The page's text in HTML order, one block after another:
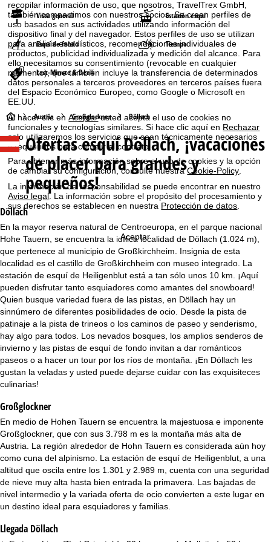
recopilar información de uso, que nosotros, TravelTrex GmbH,
también compartimos con nuestros socios. Se crean perfiles de
uso basados en sus actividades utilizando información del
dispositivo final y del navegador. Estos perfiles de uso se utilizan
para análisis estadísticos, recomendaciones individuales de
productos, publicidad individualizada y medición del alcance. Para
ello necesitamos su consentimiento (revocable en cualquier
momento), que también incluye la transferencia de determinados
datos personales a terceros proveedores en terceros países fuera
del Espacio Económico Europeo, como Google o Microsoft en
EE.UU.
Al hacer clic enAceptarusted acepta el uso de cookies no
funcionales y tecnologías similares. Si hace clic aquí en Rechazar
solo utilizaremos los servicios que sean técnicamente necesarios
y requeridos para cumplir el contrato.
Para obtener más información sobre el uso de cookies y la opción
de cambiar su configuración, consulte nuestraCookie-Policy
La información de responsabilidad se puede encontrar en nuestro
Aviso legal. La información sobre el propósito del procesamiento y
sus derechos se establecen en nuestra Protección de datos
Aceptar
Vista general Estación esquí
Esquí de fondo Tiempo
Last-Minute & Deals
P
á
g
i
n
a
p
r
i
n
c
i
p
a
l
Austria Großglockner Döllach
Ofertas esquíDöllach, ¡vacaciones
de placer para grandes y
pequeños!
Döllach
En la mayor reserva natural de Centroeuropa, en el parque nacional
Hohe Tauern, se encuentra la idílica localidad de Döllach (1.024 m),
que pertenece al municipio de Großkirchheim. Insignia de esta
localidad es el castillo de Großkirchheim con museo integrado. La
estación de esquí de Heiligenblut está a tan sólo unos 10 km. ¡Aquí
pueden disfrutar tanto esquiadores como amantes del snowboard!
Quien busque variedad fuera de las pistas, en Döllach hay un
sinnúmero de diferentes posibilidades de ocio. Desde la pista de
patinaje a la pista de trineos o los caminos de paseo y senderismo,
hay algo para todos. Los nevados bosques, los amplios senderos de
invierno y las pistas de esquí de fondo invitan a dar románticos
paseos o a hacer un tour por los ríos de montaña. ¡En Döllach les
gustan la veladas y usted puede dejarse cuidar con las exquisiteces
culinarias!
Großglockner
En medio de Hohen Tauern se encuentra la majestuosa e imponente
Großglockner, que con sus 3.798 m es la montaña más alta de
Austria. La región alrededor de Hohn Tauern es considerada aún hoy
como cuna del alpinismo. La estación de esquí de Heiligenblut, a una
altitud que oscila entre los 1.301 y 2.989 m, cuenta con una seguridad
de nieve muy alta hasta bien entrada la primavera. Las bajadas de
nivel intermedio y la variada oferta de ocio convierten a este lugar en
un destino ideal para esquiadores y familias.
Llegada Döllach